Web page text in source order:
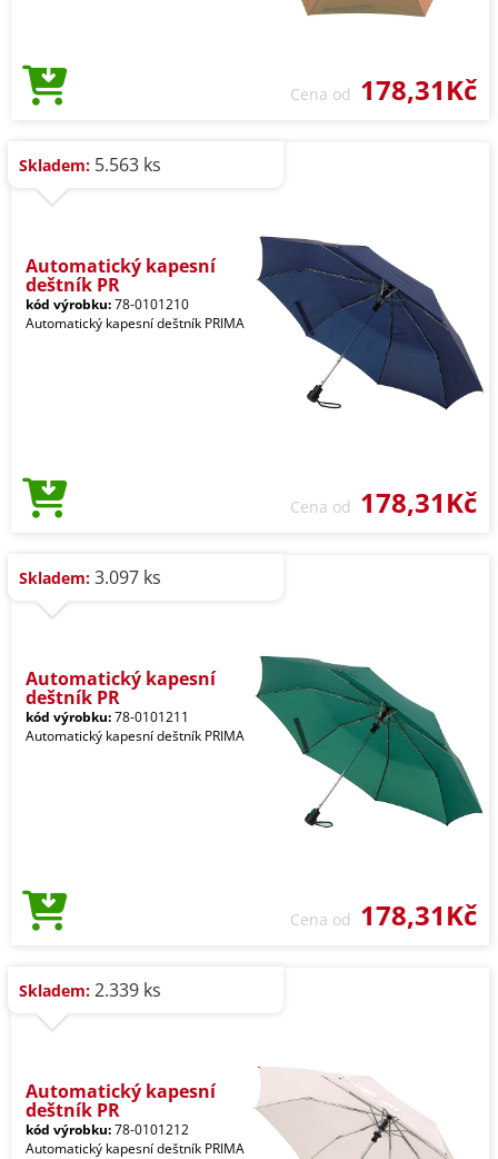
Cena od 178,31Kč
Skladem: 5.563 ks
Automatický kapesní
deštník PR
kód výrobku:78-0101210
Automatický kapesní deštník PRIMA
Cena od 178,31Kč
Skladem: 3.097 ks
Automatický kapesní
deštník PR
kód výrobku:78-0101211
Automatický kapesní deštník PRIMA
Cena od 178,31Kč
Skladem: 2.339 ks
Automatický kapesní
deštník PR
kód výrobku:78-0101212
Automatický kapesní deštník PRIMA